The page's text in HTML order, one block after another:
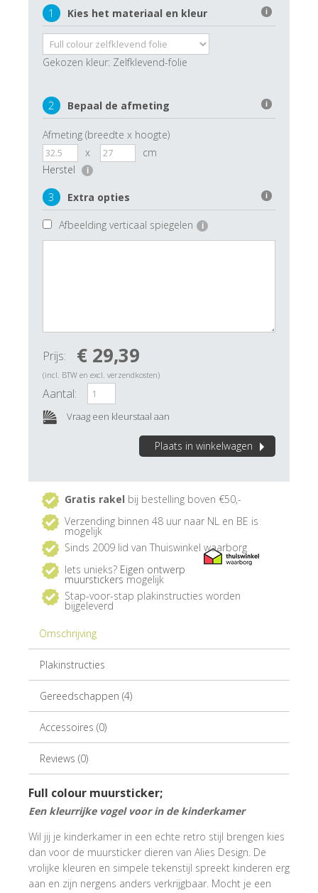
1 Kies het materiaal en kleur i
Gekozen kleur: Zelfklevend-folie
2 Bepaal de afmeting i
Afmeting (breedte x hoogte)
x
cm
Herstel
i
3 Extra opties i
Afbeelding verticaal spiegelen i
Plaats in winkelwagen
Prijs: € 29,39
(incl. BTW en excl. verzendkosten)
Aantal:
Vraag een kleurstaal aan
Gratis rakel bij bestelling boven €50,-
Verzending binnen 48 uur naar NL en BE is
mogelijk
Sinds 2009 lid van Thuiswinkel waarborg
Iets unieks? Eigen ontwerp
muurstickers mogelijk
Stap-voor-stap plakinstructies worden
bijgeleverd
Omschrijving
Plakinstructies
Gereedschappen (4)
Accessoires (0)
Reviews (0)
Full colour muursticker;
Een kleurrijke vogel voor in de kinderkamer
Wil jij je kinderkamer in een echte retro stijl brengen kies
dan voor de muursticker dieren van Alies Design. De
vrolijke kleuren en simpele tekenstijl spreekt kinderen erg
aan en zijn nergens anders verkrijgbaar. Mocht je een